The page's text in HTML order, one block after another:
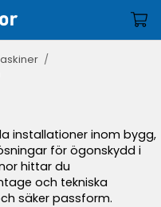
/
installationer inom bygg,
för ögonskydd i
hittar du
och tekniska
säker passform.